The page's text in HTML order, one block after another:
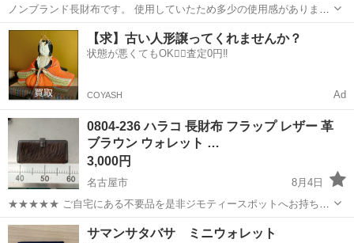
ノンブランド長財布です。 使用していたため多少の使用感がありま
す。 多少の傷やスレなどありますが、まだまだお使いいただけます。
カード入れや収納スペースが多数あり、普段使いに便利です。 ブラン
ドにこだわらず、シンプルで...
愛知 名古屋市 小物
【求】古い人形譲ってくれませんか？
状態が悪くてもOK🙆‍♀️査定0円‼️
COYASH Ad
0804-236 ハラコ 長財布 フラップ レザー 革
ブラウン ウォレット …
3,000円
名古屋市
8月4日
★★★★★ ご自宅にある不要品を是非ジモティースポットへお持ち込
みしませんか？ 家電、趣味・スポーツ・レジャー用品、こども用品、
衣料服飾品、生活雑貨、家具、本、CD・DVDなどが無料でまとめて持
愛知 名古屋市 小物
サマンサタバサ ミニウォレット